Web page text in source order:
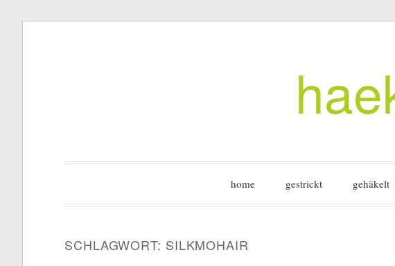
home gestrickt gehäkelt
SCHLAGWORT: SILKMOHAIR